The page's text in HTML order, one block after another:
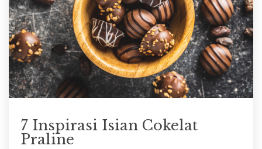
7 Inspirasi Isian Cokelat
Praline